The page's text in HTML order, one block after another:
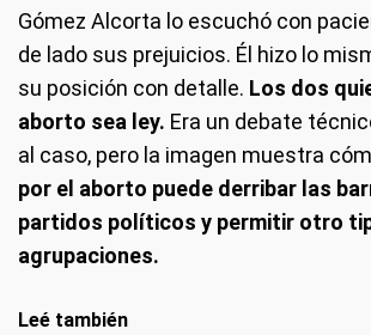
Gómez Alcorta lo escuchó con
de lado sus prejuicios. Él hizo lo
su posición con detalle. Los dos
aborto sea ley. Era un debate
al caso, pero la imagen muestra
por el aborto puede derribar las
partidos políticos y permitir otro
agrupaciones.
Leé también